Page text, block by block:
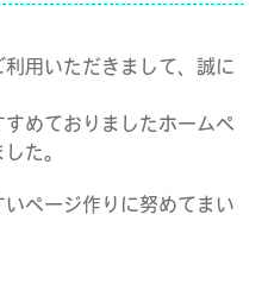
用いただきまして、誠に
めておりましたホームペ
た。
ページ作りに努めてまい